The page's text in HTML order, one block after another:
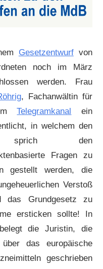
Gesetzentwurfvon
noch im März
werden. Frau
, Fachanwältin für
Telegramkanal ein
in welchem den
sprich den
Fragen zu
gestellt werden, die
Verstoß
das Grundgesetz zu
ersticken sollte! In
die Juristin, die
das europäische
geschrieben